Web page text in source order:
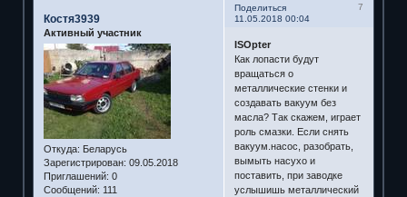
Поделиться
7
11.05.2018 00:04
Костя3939
Активный участник
Откуда: Беларусь
Зарегистрирован: 09.05.2018
Приглашений: 0
Сообщений: 111
ISOpter
Как лопасти будут
вращаться о
металлические стенки и
создавать вакуум без
масла? Так скажем, играет
роль смазки. Если снять
вакуум.насос, разобрать,
вымыть насухо и
поставить, при заводке
услышишь металлический